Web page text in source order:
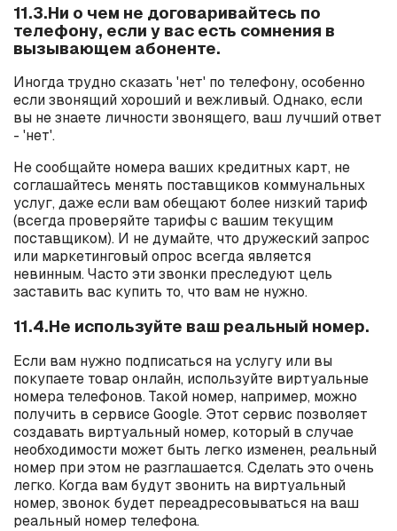
11.3.Ни о чем не договаривайтесь по
телефону, если у вас есть сомнения в
вызывающем абоненте.
Иногда трудно сказать 'нет' по телефону, особенно
если звонящий хороший и вежливый. Однако, если
вы не знаете личности звонящего, ваш лучший ответ
- 'нет'.
Не сообщайте номера ваших кредитных карт, не
соглашайтесь менять поставщиков коммунальных
услуг, даже если вам обещают более низкий тариф
(всегда проверяйте тарифы с вашим текущим
поставщиком). И не думайте, что дружеский запрос
или маркетинговый опрос всегда является
невинным. Часто эти звонки преследуют цель
заставить вас купить то, что вам не нужно.
11.4.Не используйте ваш реальный номер.
Если вам нужно подписаться на услугу или вы
покупаете товар онлайн, используйте виртуальные
номера телефонов. Такой номер, например, можно
получить в сервисе Google. Этот сервис позволяет
создавать виртуальный номер, который в случае
необходимости может быть легко изменен, реальный
номер при этом не разглашается. Сделать это очень
легко. Когда вам будут звонить на виртуальный
номер, звонок будет переадресовываться на ваш
реальный номер телефона.